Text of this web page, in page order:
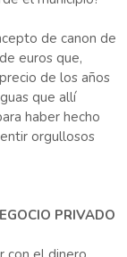
de canon de
euros que,
de los años
que allí
haber hecho
orgullosos
PRIVADO